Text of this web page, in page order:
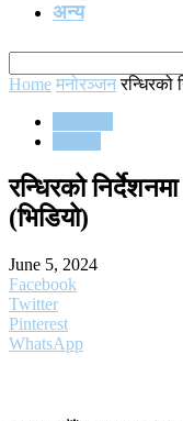
अन्य
Home मनोरञ्जन रन्धिरको
रन्धिरको
(भिडियो)
June 5, 2024
Facebook
Twitter
Pinterest
WhatsApp